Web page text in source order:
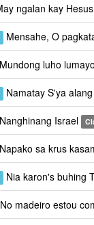
ngalan kay
Mensahe, O
luho
Namatay S'ya
Israel
sa krus
Nia karon's buhing
madeiro estou